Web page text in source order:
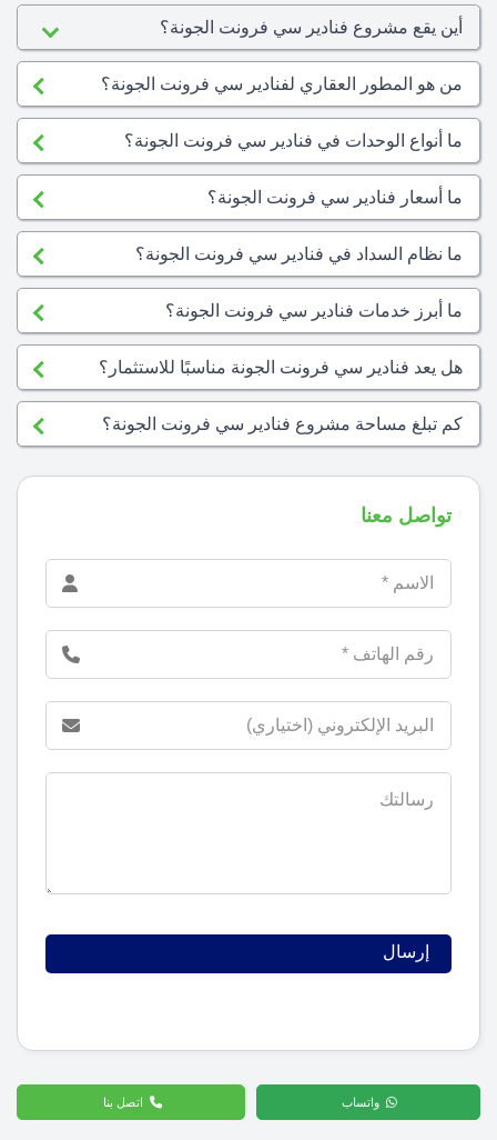
أين يقع مشروع فنادير سي فرونت الجونة؟
من هو المطور العقاري لفنادير سي فرونت الجونة؟
ما أنواع الوحدات في فنادير سي فرونت الجونة؟
ما أسعار فنادير سي فرونت الجونة؟
ما نظام السداد في فنادير سي فرونت الجونة؟
ما أبرز خدمات فنادير سي فرونت الجونة؟
هل يعد فنادير سي فرونت الجونة مناسبًا للاستثمار؟
كم تبلغ مساحة مشروع فنادير سي فرونت الجونة؟
تواصل معنا
واتساب اتصل بنا